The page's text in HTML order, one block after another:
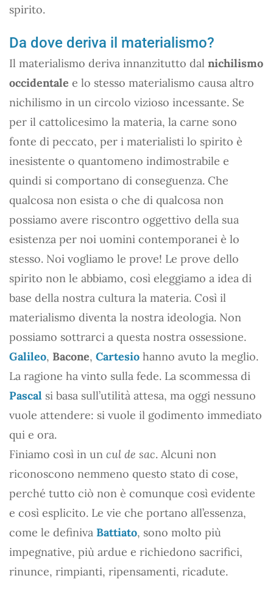
spirito.
Da dove deriva il materialismo?
Il materialismo deriva innanzitutto dal nichilismo
occidentale e lo stesso materialismo causa altro
nichilismo in un circolo vizioso incessante. Se
per il cattolicesimo la materia, la carne sono
fonte di peccato, per i materialisti lo spirito è
inesistente o quantomeno indimostrabile e
quindi si comportano di conseguenza. Che
qualcosa non esista o che di qualcosa non
possiamo avere riscontro oggettivo della sua
esistenza per noi uomini contemporanei è lo
stesso. Noi vogliamo le prove! Le prove dello
spirito non le abbiamo, così eleggiamo a idea di
base della nostra cultura la materia. Così il
materialismo diventa la nostra ideologia. Non
possiamo sottrarci a questa nostra ossessione.
Galileo, Bacone, Cartesio hanno avuto la meglio.
La ragione ha vinto sulla fede. La scommessa di
Pascal si basa sull’utilità attesa, ma oggi nessuno
vuole attendere: si vuole il godimento immediato
qui e ora.
Finiamo così in un cul de sac. Alcuni non
riconoscono nemmeno questo stato di cose,
perché tutto ciò non è comunque così evidente
e così esplicito. Le vie che portano all’essenza,
come le definiva Battiato, sono molto più
impegnative, più ardue e richiedono sacrifici,
rinunce, rimpianti, ripensamenti, ricadute.